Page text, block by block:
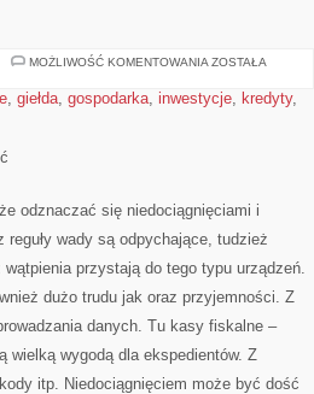
MOŻLIWOŚĆ KOMENTOWANIA NIEODPOWIEDNIE
JE
ZOSTAŁA
, giełda, gospodarka, inwestycje, kredyty,
odznaczać się niedociągnięciami i
wady są odpychające, tudzież
przystają do tego typu urządzeń.
dużo trudu jak oraz przyjemności. Z
danych. Tu kasy fiskalne –
wielką wygodą dla ekspedientów. Z
itp. Niedociągnięciem może być dość